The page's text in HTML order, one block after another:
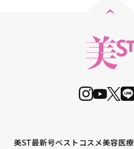
美ST最新号ベストコスメ美容医療